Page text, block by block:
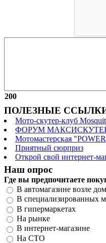
200
ПОЛЕЗНЫЕ
Мото-скутер-клуб
ФОРУМ
Мотомастерская
Приятный сюрприз
Открой свой интернет-
Наш опрос
Где вы предпочитаете
В автомагазине возле
В специализированных
В гипермаркетах
На рынке
В интернет-магазине
На СТО